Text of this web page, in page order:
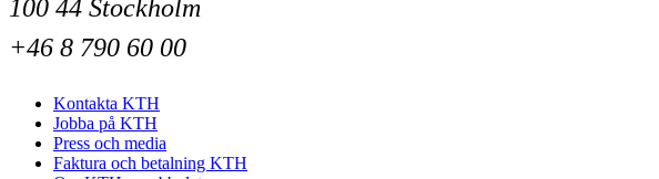
100 44 Stockholm
+46 8 790 60 00
Kontakta KTH
Jobba på KTH
Press och media
Faktura och betalning KTH